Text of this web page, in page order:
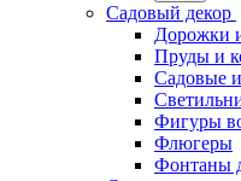
Садовый декор
Дорожки
Пруды и
Садовые
Фигуры
Флюгеры
Фонтаны